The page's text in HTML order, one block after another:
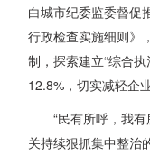
白城市纪委监委督促
行政检查实施细则》
制，探索建立“综合
12.8%，切实减轻企业
“民有所呼，我
关持续狠抓集中整治